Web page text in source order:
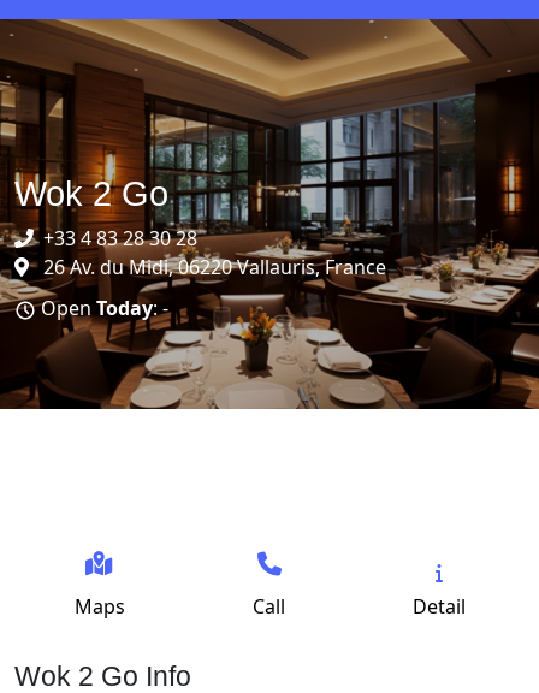
Wok 2 Go
+33 4 83 28 30 28
26 Av. du Midi, 06220 Vallauris, France
Open Today: -
Maps Call Detail
Wok 2 Go Info